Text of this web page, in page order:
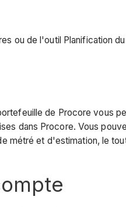
ou de l'outil Planification
de Procore vous
dans Procore. Vous
métré et d'estimation, le